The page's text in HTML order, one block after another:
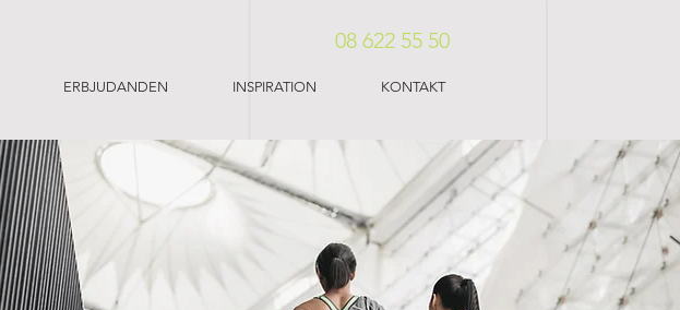
08 622 55 50
ERBJUDANDEN INSPIRATION KONTAKT